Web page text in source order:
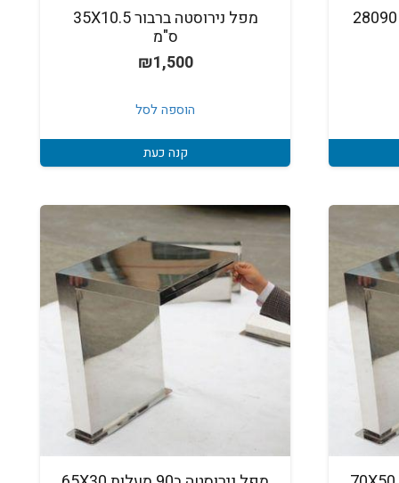
מפל LED צבעוני לבריכה 28090 מפל נירוסטה ברבור 35X10.5
ס"מ
₪1,500
הוספה לסל
קנה כעת